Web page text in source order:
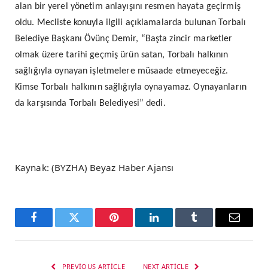
alan bir yerel yönetim anlayışını resmen hayata geçirmiş
oldu. Mecliste konuyla ilgili açıklamalarda bulunan Torbalı
Belediye Başkanı Övünç Demir, “Başta zincir marketler
olmak üzere tarihi geçmiş ürün satan, Torbalı halkının
sağlığıyla oynayan işletmelere müsaade etmeyeceğiz.
Kimse Torbalı halkının sağlığıyla oynayamaz. Oynayanların
da karşısında Torbalı Belediyesi” dedi.
Kaynak: (BYZHA) Beyaz Haber Ajansı
FacebookTwitter Pinterest LinkedInTumblr Email
PREVIOUS ARTICLE NEXT ARTICLE